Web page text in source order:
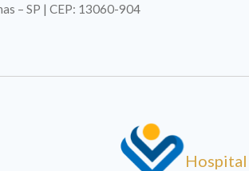
– SP | CEP: 13060-904
Hospital